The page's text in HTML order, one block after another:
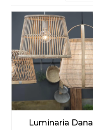
Luminaria Dana